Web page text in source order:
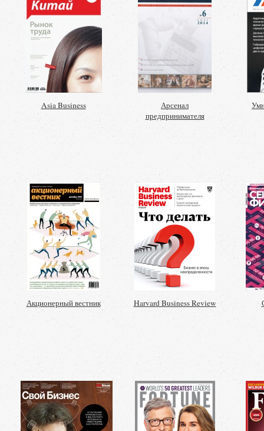
Asia Business
Арсенал
предпринимателя
Акционерный вестник Harvard Business Review